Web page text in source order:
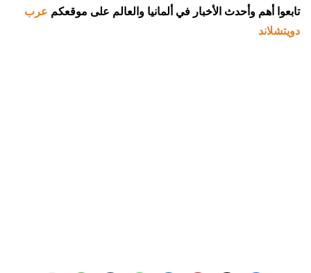
تابعوا أهم وأحدث الأخبار في ألمانيا والعالم على موقعكم عرب
دويتشلاند